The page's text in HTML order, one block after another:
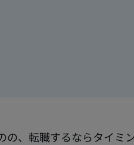
の、転職するならタイミ